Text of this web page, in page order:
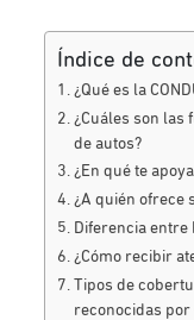
Índice de
¿Qué es la
¿Cuáles son las
de autos?
¿En qué te
¿A quién ofrece
Diferencia entre
¿Cómo recibir
Tipos de
reconocidas por